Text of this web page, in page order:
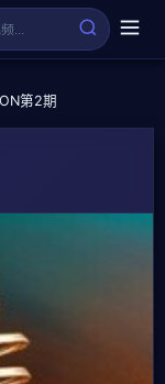
第2期